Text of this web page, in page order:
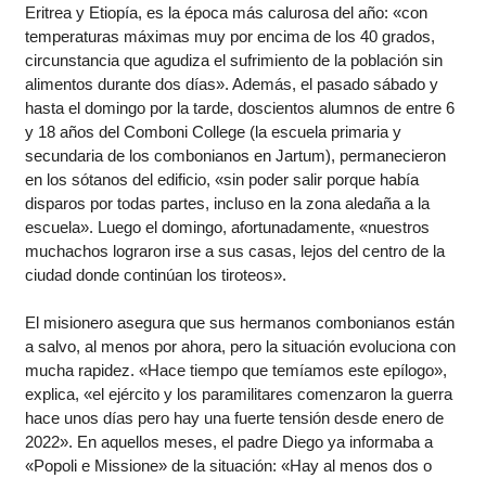
Eritrea y Etiopía, es la época más calurosa del año: «con
temperaturas máximas muy por encima de los 40 grados,
circunstancia que agudiza el sufrimiento de la población sin
alimentos durante dos días». Además, el pasado sábado y
hasta el domingo por la tarde, doscientos alumnos de entre 6
y 18 años del Comboni College (la escuela primaria y
secundaria de los combonianos en Jartum), permanecieron
en los sótanos del edificio, «sin poder salir porque había
disparos por todas partes, incluso en la zona aledaña a la
escuela». Luego el domingo, afortunadamente, «nuestros
muchachos lograron irse a sus casas, lejos del centro de la
ciudad donde continúan los tiroteos».
El misionero asegura que sus hermanos combonianos están
a salvo, al menos por ahora, pero la situación evoluciona con
mucha rapidez. «Hace tiempo que temíamos este epílogo»,
explica, «el ejército y los paramilitares comenzaron la guerra
hace unos días pero hay una fuerte tensión desde enero de
2022». En aquellos meses, el padre Diego ya informaba a
«Popoli e Missione» de la situación: «Hay al menos dos o